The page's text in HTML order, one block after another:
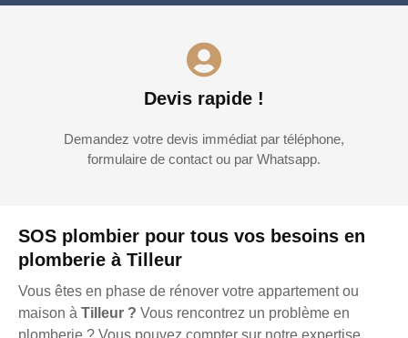
SOS plombier pour tous vos besoins en
plomberie à Tilleur
Vous êtes en phase de rénover votre appartement ou
maison à Tilleur ? Vous rencontrez un problème en
Devis rapide !
Demandez votre devis immédiat par téléphone,
formulaire de contact ou par Whatsapp.